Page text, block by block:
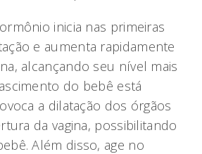
inicia nas primeiras
e aumenta rapidamente
alcançando seu nível mais
do bebê está
a dilatação dos órgãos
da vagina, possibilitando
Além disso, age no